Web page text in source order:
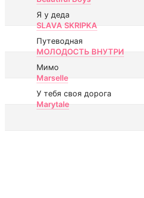
Я у деда
SLAVA SKRIPKA
Путеводная
МОЛОДОСТЬ ВНУТРИ
Мимо
Marselle
У тебя своя дорога
Marytale